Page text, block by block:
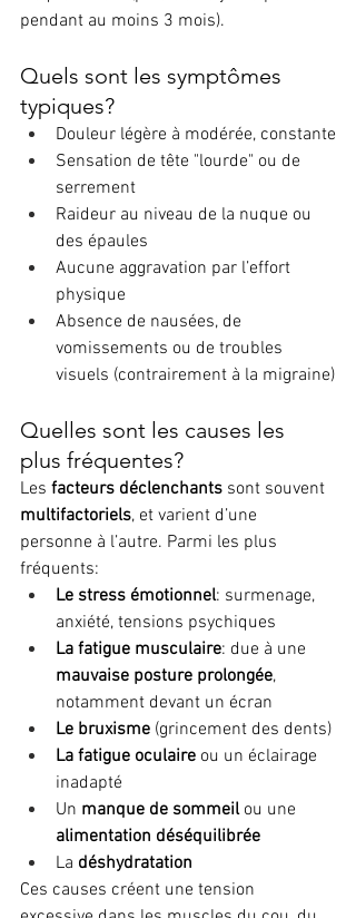
pendant au moins 3 mois).
Quels sont les symptômes
typiques?
Douleur légère à modérée, constante
Sensation de tête "lourde" ou de
serrement
Raideur au niveau de la nuque ou
des épaules
Aucune aggravation par l’effort
physique
Absence de nausées, de
vomissements ou de troubles
visuels (contrairement à la migraine)
Quelles sont les causes les
plus fréquentes?
Les facteurs déclenchants sont souvent
multifactoriels, et varient d’une
personne à l’autre. Parmi les plus
fréquents:
Le stress émotionnel: surmenage,
anxiété, tensions psychiques
La fatigue musculaire: due à une
mauvaise posture prolongée,
notamment devant un écran
Le bruxisme (grincement des dents)
La fatigue oculaire ou un éclairage
inadapté
Un manque de sommeil ou une
alimentation déséquilibrée
La déshydratation
Ces causes créent une tension